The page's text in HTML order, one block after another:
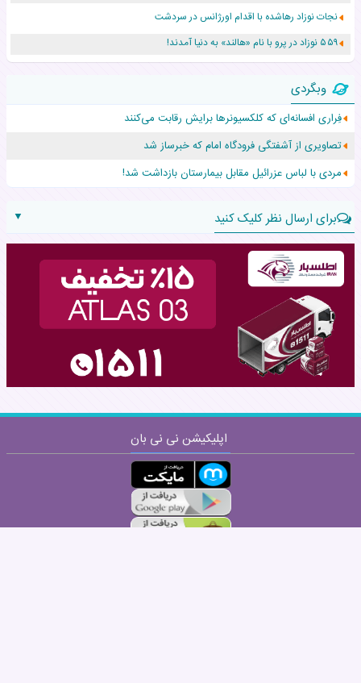
نجات نوزاد رهاشده با اقدام اورژانس در سردشت
۵۵۹ نوزاد در پرو با نام «هالند» به دنیا آمدند!
زن ۲۴ ساله پس از درمان سرطان رحم، مادر شد
افزایش قد این دختر، چند میلیون دلار برای پدرش خرج داشته
حرکت غیرقانونی یک پرستار، جان دوقلوها را نجات داد!
عجیب‌ترین تولد در ۵/۵/۵ امسال که همه را شوکه کرد!
وبگردی
فِراری افسانه‌ای که کلکسیونرها برایش رقابت می‌کنند
تصاویری از آشفتگی فرودگاه امام که خبرساز شد
مردی با لباس عزرائیل مقابل بیمارستان بازداشت شد!
برای ارسال نظر کلیک کنید
▼
نام:
نظر:
اپلیکیشن نی نی بان